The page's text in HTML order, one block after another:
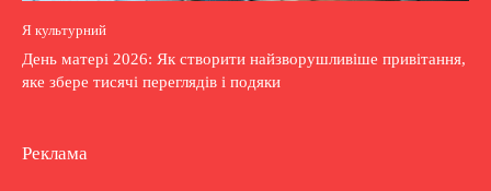
Я культурний
День матері 2026: Як створити найзворушливіше привітання,
яке збере тисячі переглядів і подяки
Реклама